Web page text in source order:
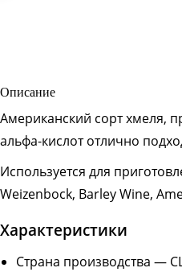
Описание
Американский сорт хмеля,
альфа-кислот отлично
Используется для
Weizenbock, Barley Wine,
Характеристики
Страна производства —